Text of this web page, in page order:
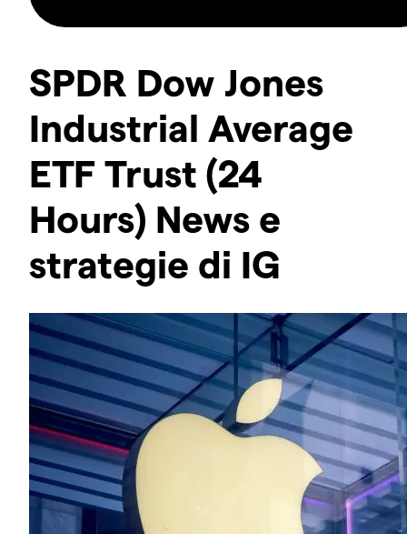
SPDR Dow Jones
Industrial Average
ETF Trust (24
Hours) News e
strategie di IG